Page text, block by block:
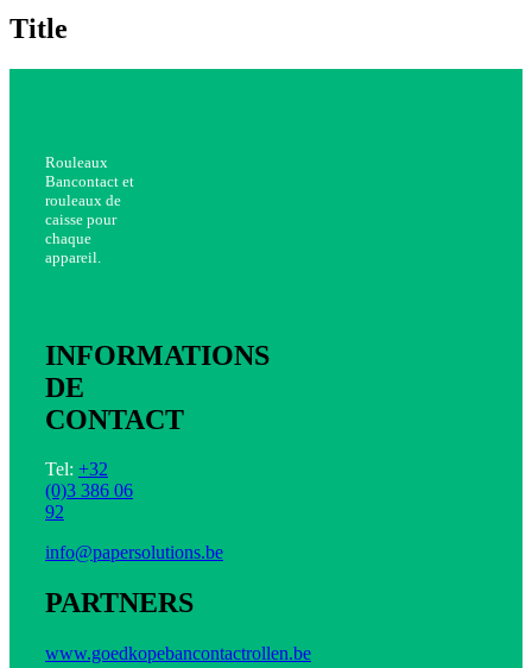
Title
Rouleaux
Bancontact et
rouleaux de
caisse pour
chaque
appareil.
INFORMATIONS
DE
CONTACT
Tel: +32
(0)3 386 06
92
info@papersolutions.be
PARTNERS
www.goedkopebancontactrollen.be